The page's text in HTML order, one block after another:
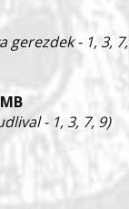
- 1, 3,
- 1, 3, 7, 9)